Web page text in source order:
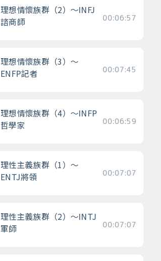
理想情懷族群（2）～INFJ
諮商師
00:06:57
理想情懷族群（3）～
ENFP記者
00:07:45
理想情懷族群（4）～INFP
哲學家
00:06:59
理性主義族群（1）～
ENTJ將領
00:07:07
理性主義族群（2）～INTJ
軍師
00:07:07